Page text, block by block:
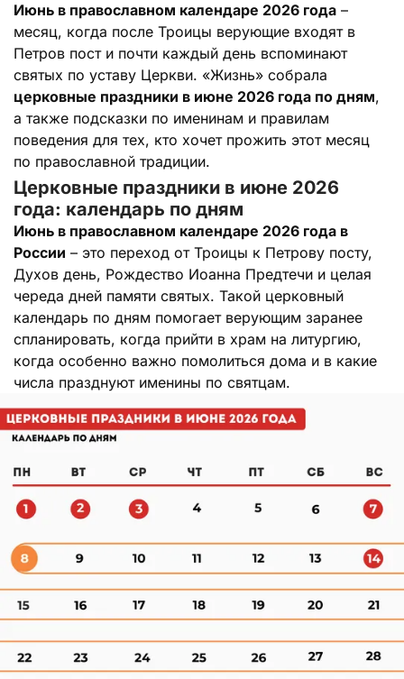
Июнь в православном календаре 2026 года –
месяц, когда после Троицы верующие входят в
Петров пост и почти каждый день вспоминают
святых по уставу Церкви. «Жизнь» собрала
церковные праздники в июне 2026 года по дням,
а также подсказки по именинам и правилам
поведения для тех, кто хочет прожить этот месяц
по православной традиции.
Церковные праздники в июне 2026
года: календарь по дням
Июнь в православном календаре 2026 года в
России – это переход от Троицы к Петрову посту,
Духов день, Рождество Иоанна Предтечи и целая
череда дней памяти святых. Такой церковный
календарь по дням помогает верующим заранее
спланировать, когда прийти в храм на литургию,
когда особенно важно помолиться дома и в какие
числа празднуют именины по святцам.